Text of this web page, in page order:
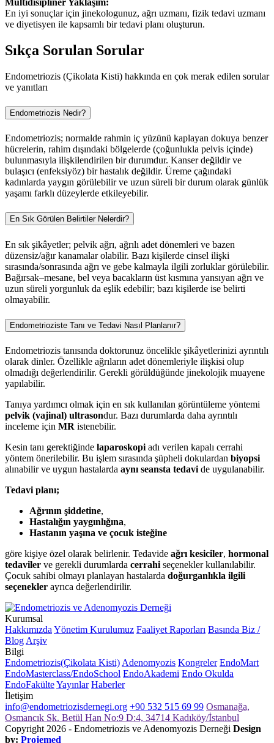
Multidisipliner Yaklaşım:
En iyi sonuçlar için jinekologunuz, ağrı uzmanı, fizik tedavi uzmanı
ve diyetisyen ile kapsamlı bir tedavi planı oluşturun.
Sıkça Sorulan Sorular
Endometriozis (Çikolata Kisti) hakkında en çok merak edilen sorular
ve yanıtları
Endometriozis Nedir?
Endometriozis; normalde rahmin iç yüzünü kaplayan dokuya benzer
hücrelerin, rahim dışındaki bölgelerde (çoğunlukla pelvis içinde)
bulunmasıyla ilişkilendirilen bir durumdur. Kanser değildir ve
bulaşıcı (enfeksiyöz) bir hastalık değildir. Üreme çağındaki
kadınlarda yaygın görülebilir ve uzun süreli bir durum olarak günlük
yaşamı farklı düzeylerde etkileyebilir.
En Sık Görülen Belirtiler Nelerdir?
En sık şikâyetler; pelvik ağrı, ağrılı adet dönemleri ve bazen
düzensiz/ağır kanamalar olabilir. Bazı kişilerde cinsel ilişki
sırasında/sonrasında ağrı ve gebe kalmayla ilgili zorluklar görülebilir.
Bağırsak–mesane, bel veya bacakların üst kısmına yansıyan ağrı ve
uzun süreli yorgunluk da eşlik edebilir; bazı kişilerde ise belirti
olmayabilir.
Endometrioziste Tanı ve Tedavi Nasıl Planlanır?
Endometriozis tanısında doktorunuz öncelikle şikâyetlerinizi ayrıntılı
olarak dinler. Özellikle ağrıların adet dönemleriyle ilişkisi olup
olmadığı değerlendirilir. Gerekli görüldüğünde jinekolojik muayene
yapılabilir.
Tanıya yardımcı olmak için en sık kullanılan görüntüleme yöntemi
pelvik (vajinal) ultrasondur. Bazı durumlarda daha ayrıntılı
inceleme için MR istenebilir.
Kesin tanı gerektiğinde laparoskopi adı verilen kapalı cerrahi
yöntem önerilebilir. Bu işlem sırasında şüpheli dokulardan biyopsi
alınabilir ve uygun hastalarda aynı seansta tedavi de uygulanabilir.
Tedavi planı;
Ağrının şiddetine,
Hastalığın yaygınlığına,
Hastanın yaşına ve çocuk isteğine
göre kişiye özel olarak belirlenir. Tedavide ağrı kesiciler, hormonal
tedaviler ve gerekli durumlarda cerrahi seçenekler kullanılabilir.
Çocuk sahibi olmayı planlayan hastalarda doğurganlıkla ilgili
seçenekler ayrıca değerlendirilir.
Kurumsal
Hakkımızda Yönetim Kurulumuz Faaliyet Raporları Basında Biz /
Blog Arşiv
Bilgi
Endometriozis(Çikolata Kisti) Adenomyozis Kongreler EndoMart
EndoMasterclass/EndoSchool EndoAkademi Endo Okulda
EndoFakülteYayınlar Haberler
İletişim
info@endometriozisdernegi.org +90 532 515 69 99 Osmanağa,
Osmancık Sk. Betül Han No:9 D:4, 34714 Kadıköy/İstanbul
Copyright 2026 - Endometriozis ve Adenomyozis Derneği Design
by: Projemed